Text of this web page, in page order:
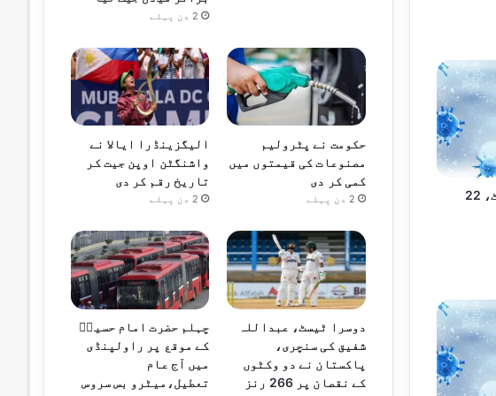
کورونا، 98نئے کیسزرپورٹ، 22
2 دن پہلے
حکومت نے پٹرولیم
مصنوعات کی قیمتوں میں
کمی کر دی
2 دن پہلے
الیگزینڈرا ایالا نے
واشنگٹن اوپن جیت کر
تاریخ رقم کر دی
2 دن پہلے
دوسرا ٹیسٹ، عبداللہ
شفیق کی سنچری،
پاکستان نے دو وکٹوں
کے نقصان پر 266 رنز
چہلم حضرت امام حسینؓ
کے موقع پر راولپنڈی
میں آج عام
تعطیل،میٹرو بس سروس